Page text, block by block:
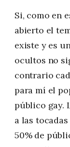
Si, como en
abierto el
existe y es
ocultos no
contrario
para mí el
público gay.
a las
50% de